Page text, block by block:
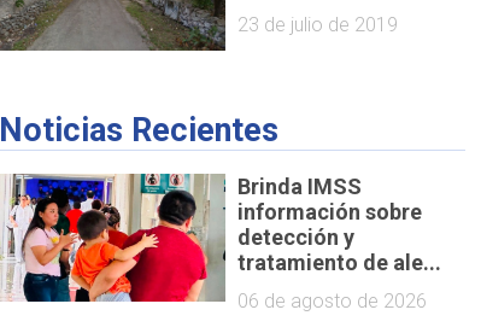
23 de julio de 2019
Noticias Recientes
Brinda IMSS
información sobre
detección y
tratamiento de ale...
06 de agosto de 2026